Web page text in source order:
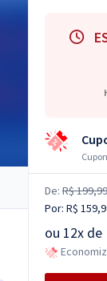
De: R$ 199,99
Por: R$
ou 12x de